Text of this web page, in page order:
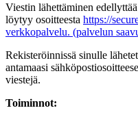
Viestin lähettäminen
löytyy osoitteesta https://
verkkopalvelu. (palvelun
Rekisteröinnissä sinulle
antamaasi
viestejä.
Toiminnot: